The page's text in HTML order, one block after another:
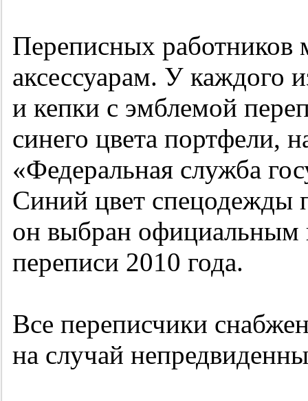
Переписных
аксессуарам. У каждого
и кепки с эмблемой
синего цвета портфели,
«Федеральная служба
Синий цвет спецодежды
он выбран официальным
переписи 2010 года.
Все переписчики
на случай